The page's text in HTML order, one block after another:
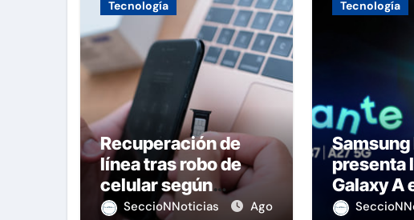
Tecnología
Recuperación de
línea tras robo de
celular según
OSIPTEL
SeccioNNoticias
Ago
Tecnología
Samsung
presenta
Galaxy A
de K-Pop